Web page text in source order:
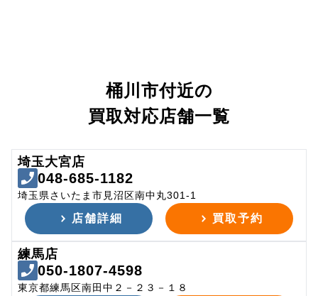
桶川市付近の
買取対応店舗一覧
埼玉大宮店
048-685-1182
埼玉県さいたま市見沼区南中丸301-1
店舗詳細 買取予約
練馬店
050-1807-4598
東京都練馬区南田中２－２３－１８